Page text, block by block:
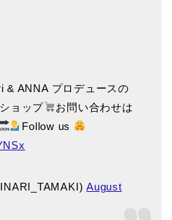
& ANNA プロデュースの
ョップ
お問い合わせは
Follow us
August